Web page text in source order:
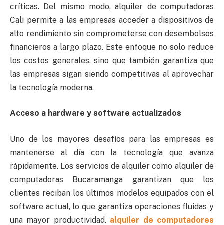
críticas. Del mismo modo, alquiler de computadoras
Cali permite a las empresas acceder a dispositivos de
alto rendimiento sin comprometerse con desembolsos
financieros a largo plazo. Este enfoque no solo reduce
los costos generales, sino que también garantiza que
las empresas sigan siendo competitivas al aprovechar
la tecnología moderna.
Acceso a hardware y software actualizados
Uno de los mayores desafíos para las empresas es
mantenerse al día con la tecnología que avanza
rápidamente. Los servicios de alquiler como alquiler de
computadoras Bucaramanga garantizan que los
clientes reciban los últimos modelos equipados con el
software actual, lo que garantiza operaciones fluidas y
una mayor productividad. alquiler de computadores